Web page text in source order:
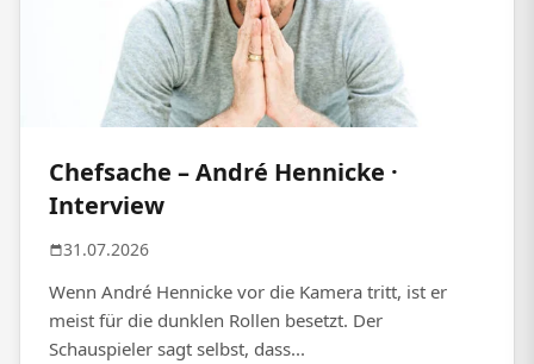
Chefsache – André Hennicke ·
Interview
31.07.2026
Wenn André Hennicke vor die Kamera tritt, ist er
meist für die dunklen Rollen besetzt. Der
Schauspieler sagt selbst, dass...